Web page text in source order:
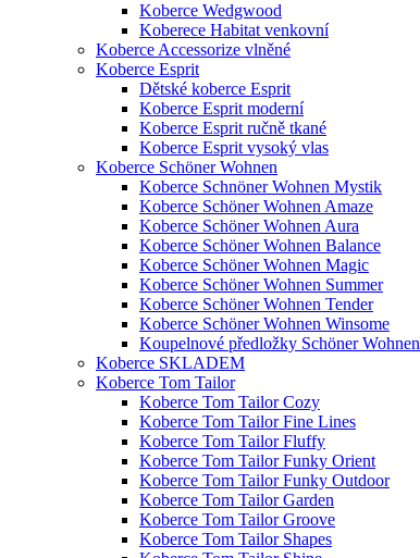
Koberce Wedgwood
Koberece Habitat venkovní
Koberce Accessorize vlněné
Koberce Esprit
Dětské koberce Esprit
Koberce Esprit moderní
Koberce Esprit ručně tkané
Koberce Esprit vysoký vlas
Koberce Schöner Wohnen
Koberce Schnöner Wohnen Mystik
Koberce Schöner Wohnen Amaze
Koberce Schöner Wohnen Aura
Koberce Schöner Wohnen Balance
Koberce Schöner Wohnen Magic
Koberce Schöner Wohnen Summer
Koberce Schöner Wohnen Tender
Koberce Schöner Wohnen Winsome
Koupelnové předložky Schöner Wohnen
Koberce SKLADEM
Koberce Tom Tailor
Koberce Tom Tailor Cozy
Koberce Tom Tailor Fine Lines
Koberce Tom Tailor Fluffy
Koberce Tom Tailor Funky Orient
Koberce Tom Tailor Funky Outdoor
Koberce Tom Tailor Garden
Koberce Tom Tailor Groove
Koberce Tom Tailor Shapes